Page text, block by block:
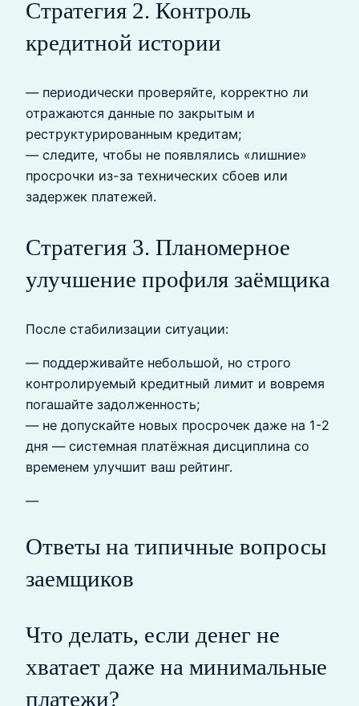
Стратегия 2. Контроль
кредитной истории
— периодически проверяйте, корректно ли
отражаются данные по закрытым и
реструктурированным кредитам;
— следите, чтобы не появлялись «лишние»
просрочки из-за технических сбоев или
задержек платежей.
Стратегия 3. Планомерное
улучшение профиля заёмщика
После стабилизации ситуации:
— поддерживайте небольшой, но строго
контролируемый кредитный лимит и вовремя
погашайте задолженность;
— не допускайте новых просрочек даже на 1-2
дня — системная платёжная дисциплина со
временем улучшит ваш рейтинг.
—
Ответы на типичные вопросы
заемщиков
Что делать, если денег не
хватает даже на минимальные
платежи?